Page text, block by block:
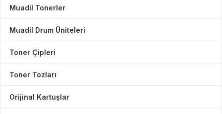
Muadil Tonerler
Muadil Drum Üniteleri
Toner Çipleri
Toner Tozları
Orijinal Kartuşlar